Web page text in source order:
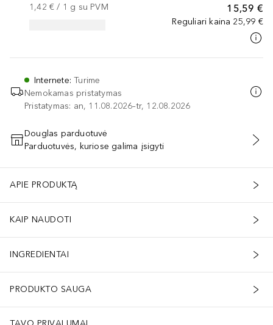
15,59 €
Reguliari kaina 25,99 €
1,42 € / 1 g su PVM
Internete:Turime
Nemokamas pristatymas
Pristatymas: an, 11.08.2026–tr, 12.08.2026
PRIDĖTI Į KREPŠELĮ
Douglas parduotuvė
Parduotuvės, kuriose galima įsigyti
APIE PRODUKTĄ
KAIP NAUDOTI
INGREDIENTAI
PRODUKTO SAUGA